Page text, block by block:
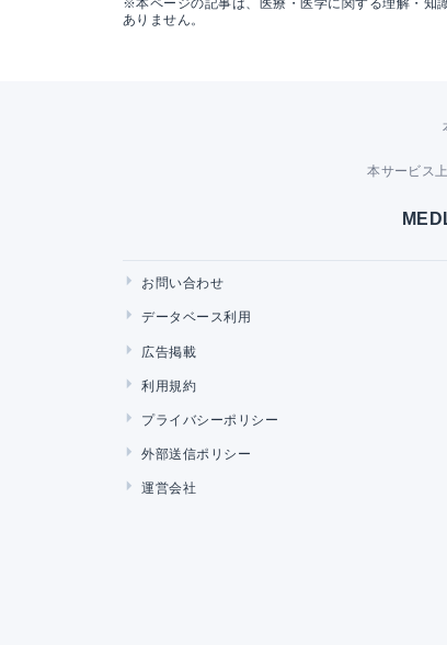
※本ページの記事は、医療・医学に関する理解・知
ありません。
本サービス
お問い合わせ
データベース利用
広告掲載
利用規約
プライバシーポリシー
外部送信ポリシー
運営会社